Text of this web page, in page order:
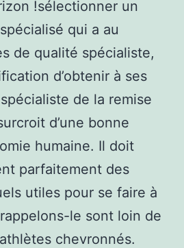
!sélectionner un
qui a au
de qualité spécialiste,
d’obtenir à ses
de la remise
d’une bonne
humaine. Il doit
parfaitement des
utiles pour se faire à
le sont loin de
chevronnés.